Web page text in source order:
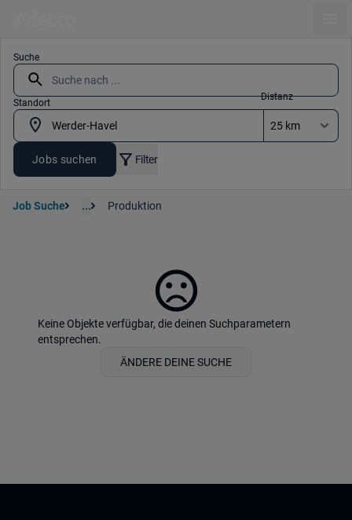
Suche
Standort
Distanz
Jobs suchen Filter
Job Suche ... Produktion
Keine Objekte verfügbar, die deinen Suchparametern
entsprechen.
ÄNDERE DEINE SUCHE